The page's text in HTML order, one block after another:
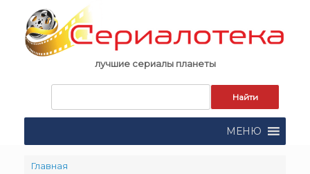
content
лучшие сериалы планеты
поиска:
МЕНЮ
Главная